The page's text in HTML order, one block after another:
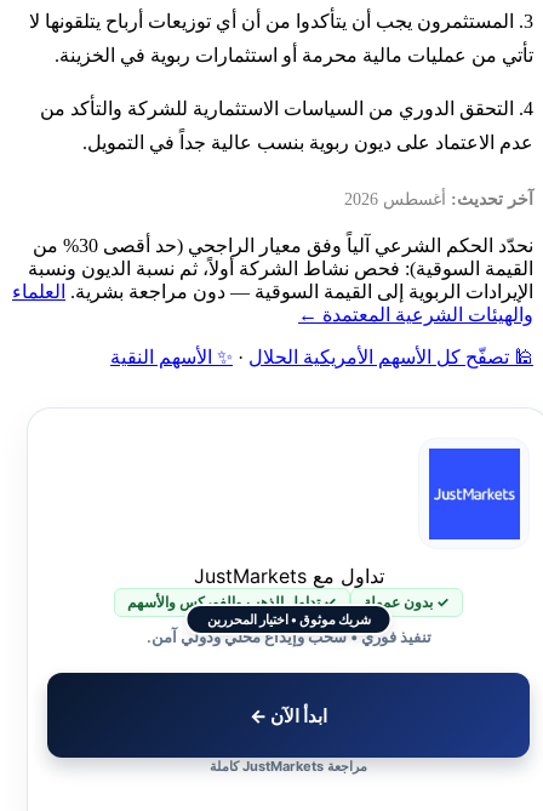
3. المستثمرون يجب أن يتأكدوا من أن أي توزيعات أرباح يتلقونها لا
تأتي من عمليات مالية محرمة أو استثمارات ربوية في الخزينة.
4. التحقق الدوري من السياسات الاستثمارية للشركة والتأكد من
عدم الاعتماد على ديون ربوية بنسب عالية جداً في التمويل.
آخر تحديث:أغسطس 2026
نحدّد الحكم الشرعي آلياً وفق معيار الراجحي (حد أقصى 30% من
القيمة السوقية): فحص نشاط الشركة أولاً، ثم نسبة الديون ونسبة
الإيرادات الربوية إلى القيمة السوقية — دون مراجعة بشرية. العلماء
والهيئات الشرعية المعتمدة ←
🕌 تصفّح كل الأسهم الأمريكية الحلال · ✨ الأسهم النقية
شريك موثوق • اختيار المحررين
تداول مع JustMarkets
✓ بدون عمولة ✓ تداول الذهب والفوركس والأسهم
تنفيذ فوري • سحب وإيداع محلي ودولي آمن.
ابدأ الآن ←
مراجعة JustMarkets كاملة